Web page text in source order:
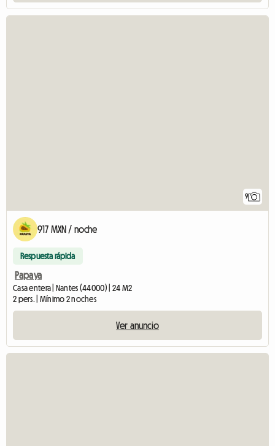
9
917 MXN / noche
Respuesta rápida
Papaya
Casa entera | Nantes (44000) | 24 M2
2 pers. | Mínimo 2 noches
Ver anuncio